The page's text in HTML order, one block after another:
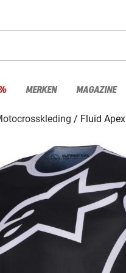
MERKEN MAGAZINE
Fluid Apex